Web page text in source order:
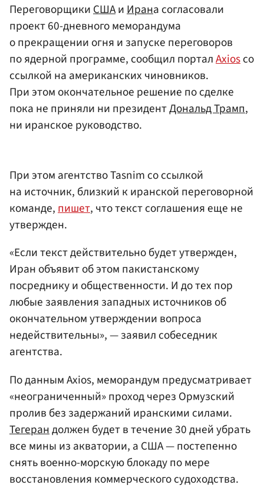
ПереговорщикиСШАиИрана согласовали
проект 60-дневного меморандума
о прекращении огня и запуске переговоров
по ядерной программе, сообщил порталAxiosсо
ссылкой на американских чиновников.
При этом окончательное решение по сделке
пока не приняли ни президентДональд Трамп,
ни иранское руководство.
При этом агентство Tasnim со ссылкой
на источник, близкий к иранской переговорной
команде,пишет, что текст соглашения еще не
утвержден.
«Если текст действительно будет утвержден,
Иран объявит об этом пакистанскому
посреднику и общественности. И до тех пор
любые заявления западных источников об
окончательном утверждении вопроса
недействительны», — заявил собеседник
агентства.
По данным Axios, меморандум предусматривает
«неограниченный» проход через Ормузский
пролив без задержаний иранскими силами.
Тегерандолжен будет в течение 30 дней убрать
все мины из акватории, а США — постепенно
снять военно-морскую блокаду по мере
восстановления коммерческого судоходства.